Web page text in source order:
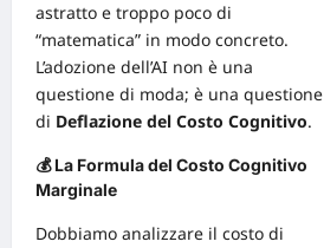
astratto e troppo poco di
“matematica” in modo concreto.
L’adozione dell’AI non è una
questione di moda; è una questione
di Deflazione del Costo Cognitivo.
💰 La Formula del Costo Cognitivo
Marginale
Dobbiamo analizzare il costo di